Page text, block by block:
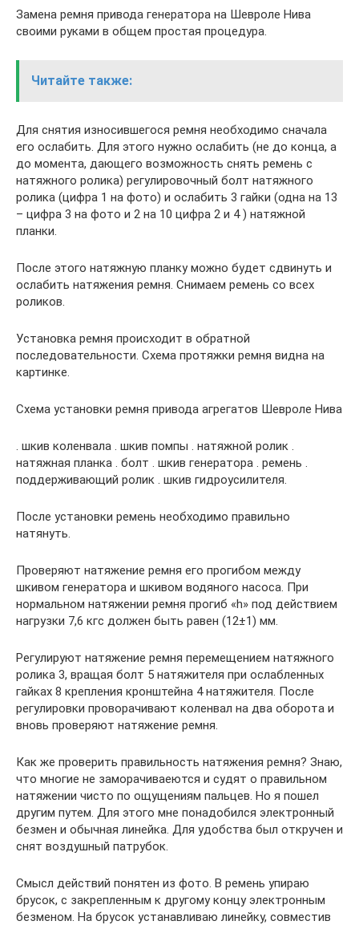
Замена ремня привода генератора на Шевроле Нива
своими руками в общем простая процедура.
Читайте также:
Для снятия износившегося ремня необходимо сначала
его ослабить. Для этого нужно ослабить (не до конца, а
до момента, дающего возможность снять ремень с
натяжного ролика) регулировочный болт натяжного
ролика (цифра 1 на фото) и ослабить 3 гайки (одна на 13
– цифра 3 на фото и 2 на 10 цифра 2 и 4 ) натяжной
планки.
После этого натяжную планку можно будет сдвинуть и
ослабить натяжения ремня. Снимаем ремень со всех
роликов.
Установка ремня происходит в обратной
последовательности. Схема протяжки ремня видна на
картинке.
Схема установки ремня привода агрегатов Шевроле Нива
. шкив коленвала . шкив помпы . натяжной ролик .
натяжная планка . болт . шкив генератора . ремень .
поддерживающий ролик . шкив гидроусилителя.
После установки ремень необходимо правильно
натянуть.
Проверяют натяжение ремня его прогибом между
шкивом генератора и шкивом водяного насоса. При
нормальном натяжении ремня прогиб «h» под действием
нагрузки 7,6 кгс должен быть равен (12±1) мм.
Регулируют натяжение ремня перемещением натяжного
ролика 3, вращая болт 5 натяжителя при ослабленных
гайках 8 крепления кронштейна 4 натяжителя. После
регулировки проворачивают коленвал на два оборота и
вновь проверяют натяжение ремня.
Как же проверить правильность натяжения ремня? Знаю,
что многие не заморачиваеются и судят о правильном
натяжении чисто по ощущениям пальцев. Но я пошел
другим путем. Для этого мне понадобился электронный
безмен и обычная линейка. Для удобства был откручен и
снят воздушный патрубок.
Смысл действий понятен из фото. В ремень упираю
брусок, с закрепленным к другому концу электронным
безменом. На брусок устанавливаю линейку, совместив